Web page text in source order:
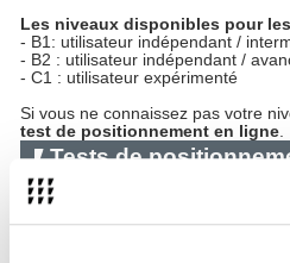
Les niveaux disponibles pour
- B1: utilisateur indépendant /
- B2 : utilisateur indépendant /
- C1 : utilisateur expérimenté
Si vous ne connaissez pas votre
test de positionnement en ligne.
Tests de
Attention, ces tests n'ont
Des repositionnements seront
première semaine de cours.